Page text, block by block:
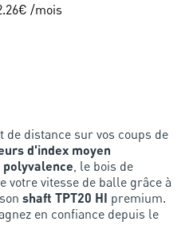
€ /mois
de distance sur vos coups de
d'index moyen
, le bois de
votre vitesse de balle grâce à
shaft TPT20 HI premium.
en confiance depuis le